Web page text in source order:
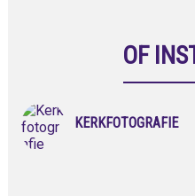
OF
KERKFOTOGRAFIE